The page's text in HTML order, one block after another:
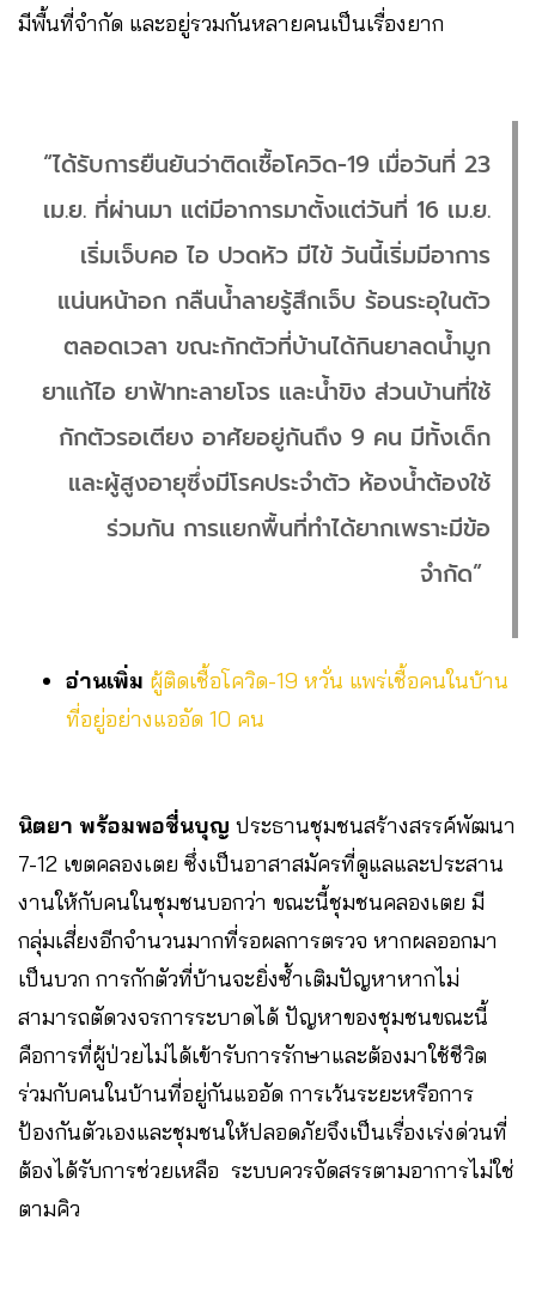
มีพื้นที่จำกัด และอยู่รวมกันหลายคนเป็นเรื่องยาก
“ได้รับการยืนยันว่าติดเชื้อโควิด-19 เมื่อวันที่ 23
เม.ย. ที่ผ่านมา แต่มีอาการมาตั้งแต่วันที่ 16 เม.ย.
เริ่มเจ็บคอ ไอ ปวดหัว มีไข้ วันนี้เริ่มมีอาการ
แน่นหน้าอก กลืนน้ำลายรู้สึกเจ็บ ร้อนระอุในตัว
ตลอดเวลา ขณะกักตัวที่บ้านได้กินยาลดน้ำมูก
ยาแก้ไอ ยาฟ้าทะลายโจร และน้ำขิง ส่วนบ้านที่ใช้
กักตัวรอเตียง อาศัยอยู่กันถึง 9 คน มีทั้งเด็ก
และผู้สูงอายุซึ่งมีโรคประจำตัว ห้องน้ำต้องใช้
ร่วมกัน การแยกพื้นที่ทำได้ยากเพราะมีข้อ
จำกัด”
อ่านเพิ่ม ผู้ติดเชื้อโควิด-19 หวั่น แพร่เชื้อคนในบ้าน
ที่อยู่อย่างแออัด 10 คน
นิตยา พร้อมพอชื่นบุญ ประธานชุมชนสร้างสรรค์พัฒนา
7-12 เขตคลองเตย ซึ่งเป็นอาสาสมัครที่ดูแลและประสาน
งานให้กับคนในชุมชนบอกว่า ขณะนี้ชุมชนคลองเตย มี
กลุ่มเสี่ยงอีกจำนวนมากที่รอผลการตรวจ หากผลออกมา
เป็นบวก การกักตัวที่บ้านจะยิ่งซ้ำเติมปัญหาหากไม่
สามารถตัดวงจรการระบาดได้ ปัญหาของชุมชนขณะนี้
คือการที่ผู้ป่วยไม่ได้เข้ารับการรักษาและต้องมาใช้ชีวิต
ร่วมกับคนในบ้านที่อยู่กันแออัด การเว้นระยะหรือการ
ป้องกันตัวเองและชุมชนให้ปลอดภัยจึงเป็นเรื่องเร่งด่วนที่
ต้องได้รับการช่วยเหลือ ระบบควรจัดสรรตามอาการไม่ใช่
ตามคิว